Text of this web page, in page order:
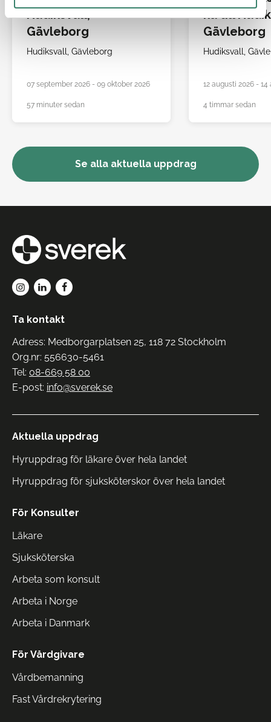
Hudiksvall,
Gävleborg
Hudiksvall, Gävleborg
07 september 2026 - 09 oktober 2026
57 minuter sedan
ka till
Gävleborg
Hudiksvall,
12 augusti 2026 -
4 timmar sedan
Se alla aktuella uppdrag
Ta kontakt
Adress: Medborgarplatsen 25, 118 72 Stockholm
Org.nr: 556630-5461
Tel: 08-669 58 00
E-post: info@sverek.se
Aktuella uppdrag
Hyruppdrag för läkare över hela landet
Hyruppdrag för sjuksköterskor över hela landet
För Konsulter
Läkare
Sjuksköterska
Arbeta som konsult
Arbeta i Norge
Arbeta i Danmark
För Vårdgivare
Vårdbemanning
Fast Vårdrekrytering